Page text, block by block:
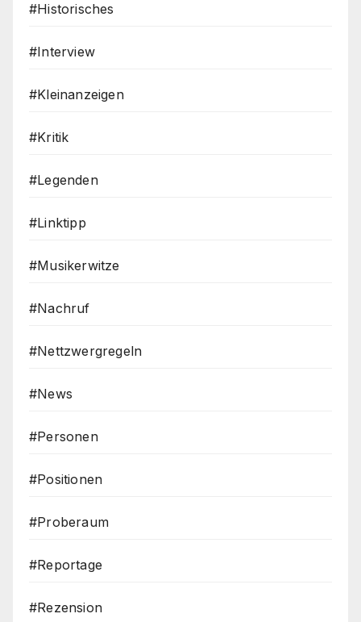
#Historisches
#Interview
#Kleinanzeigen
#Kritik
#Legenden
#Linktipp
#Musikerwitze
#Nachruf
#Nettzwergregeln
#News
#Personen
#Positionen
#Proberaum
#Reportage
#Rezension